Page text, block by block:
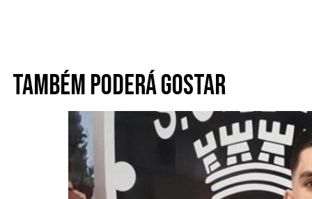
Também poderá gostar